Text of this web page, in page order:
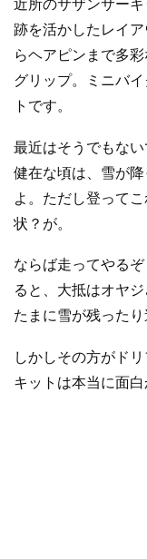
近所のサザンサー
跡を活かしたレイ
らヘアピンまで多
グリップ。ミニバ
トです。
最近はそうでもな
健在な頃は、雪が
よ。ただし登って
状？が。
ならば走ってやる
ると、大抵はオヤ
たまに雪が残ったり
しかしその方がド
キットは本当に面白